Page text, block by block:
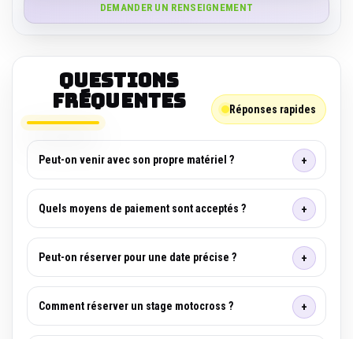
DEMANDER UN RENSEIGNEMENT
Questions
fréquentes
Réponses rapides
Peut-on venir avec son propre matériel ?
Quels moyens de paiement sont acceptés ?
Peut-on réserver pour une date précise ?
Comment réserver un stage motocross ?